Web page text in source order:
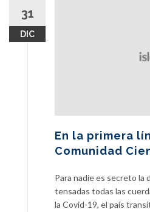
31
DIC
En la primera
Comunidad
Para nadie es secreto la
tensadas todas las
la Covid-19, el país